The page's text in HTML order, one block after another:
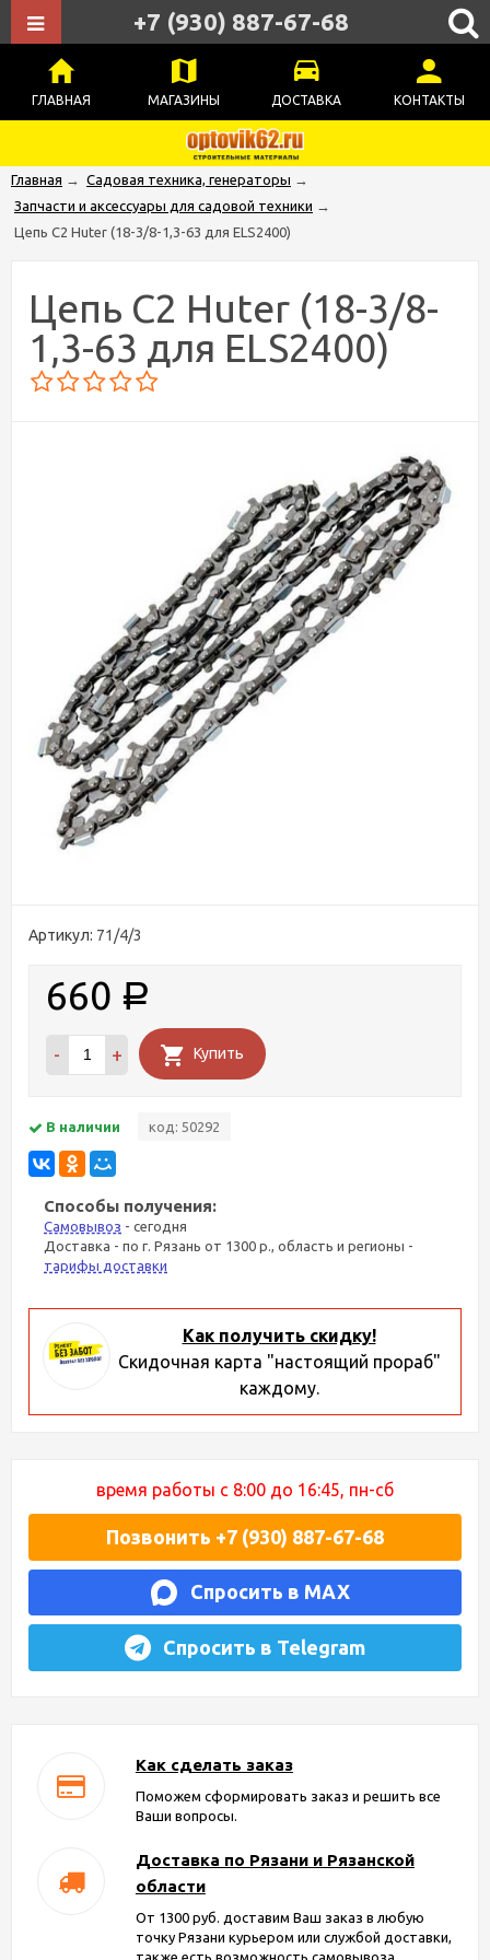
ГЛАВНАЯ МАГАЗИНЫ ДОСТАВКА КОНТАКТЫ
+7 (930) 887-67-68
Главная → Садовая техника, генераторы →
Запчасти и аксессуары для садовой техники →
Цепь C2 Huter (18-3/8-1,3-63 для ELS2400)
Цепь C2 Huter (18-3/8-
1,3-63 для ELS2400)
Артикул: 71/4/3
660 Р
- + Купить
В наличии код: 50292
Способы получения:
Самовывоз - сегодня
Доставка - по г. Рязань от 1300 р., область и регионы -
тарифы доставки
Как получить скидку!
Скидочная карта "настоящий прораб"
каждому.
время работы с 8:00 до 16:45, пн-сб
Позвонить +7 (930) 887-67-68
Спросить в MAX
Спросить в Telegram
Как сделать заказ
Поможем сформировать заказ и решить все
Ваши вопросы.
Доставка по Рязани и Рязанской
области
От 1300 руб. доставим Ваш заказ в любую
точку Рязани курьером или службой доставки,
также есть возможность самовывоза